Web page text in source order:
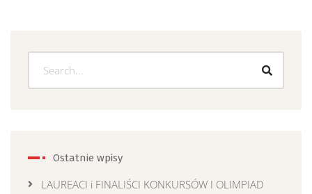
Ostatnie wpisy
LAUREACI i FINALIŚCI KONKURSÓW I OLIMPIAD